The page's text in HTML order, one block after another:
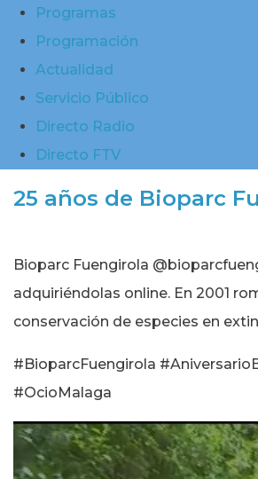
Programas
Programación
Actualidad
Servicio Público
Directo Radio
Directo FTV
25 años de Bioparc
Bioparc Fuengirola
adquiriéndolas online. En 2001
conservación de especies en
#BioparcFuengirola
#OcioMalaga